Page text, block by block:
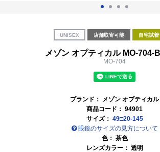
UNISEX 店舗取寄可能 自宅試
メゾン オプティカル MO-704-
MO-704
ブランド： メゾン オプティカル
商品コード： 94901
サイズ： 49□20-145
眼鏡のサイズの見方について
色： 茶色
レンズカラー： 透明